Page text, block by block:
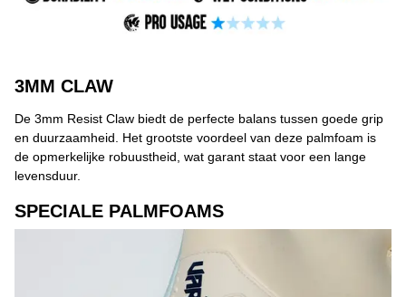
3MM CLAW
De 3mm Resist Claw biedt de perfecte balans tussen goede grip
en duurzaamheid. Het grootste voordeel van deze palmfoam is
de opmerkelijke robuustheid, wat garant staat voor een lange
levensduur.
SPECIALE PALMFOAMS